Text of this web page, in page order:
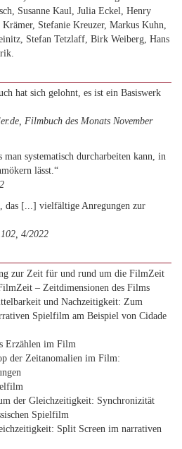
Susanne Kaul, Julia Eckel, Henry
Stefanie Kreuzer, Markus Kuhn,
Stefan Tetzlaff, Birk Weiberg, Hans
hat sich gelohnt, es ist ein Basiswerk
Filmbuch des Monats November
man systematisch durcharbeiten kann, in
lässt.“
das [...] vielfältige Anregungen zur
4/2022
zur Zeit für und rund um die FilmZeit
– Zeitdimensionen des Films
und Nachzeitigkeit: Zum
Spielfilm am Beispiel von Cidade
Erzählen im Film
der Zeitanomalien im Film:
der Gleichzeitigkeit: Synchronizität
Spielfilm
Split Screen im narrativen